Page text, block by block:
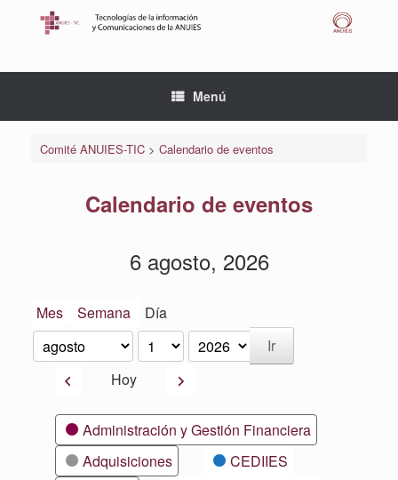
Menú
Comité ANUIES-TIC> Calendario de eventos
Calendario de eventos
6 agosto, 2026
Mes Semana Día
Mes
Día
Año
AnteriorHoy Siguiente
CategoríasAdministración y Gestión Financiera
Adquisiciones
CEDIIES